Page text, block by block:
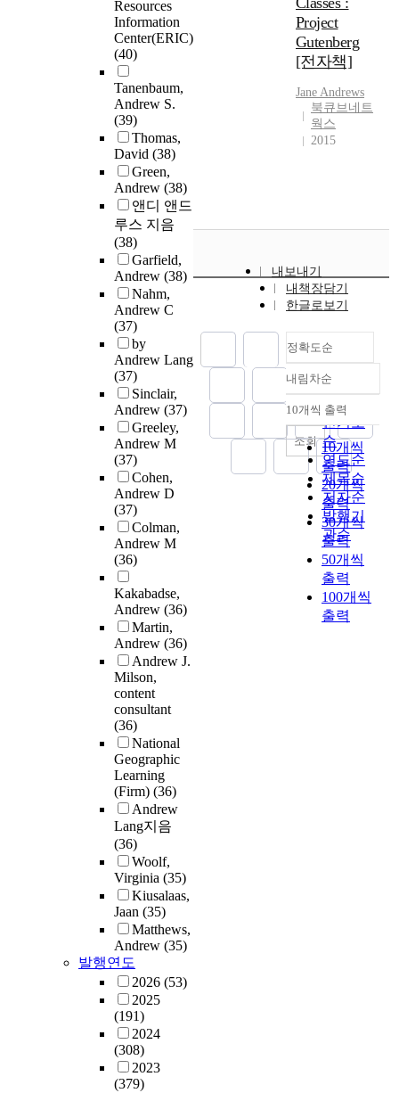
Resources
Information
Center(ERIC)
(40)
Tanenbaum,
Andrew S.
(39)
Thomas,
David (38)
Green,
Andrew (38)
앤디 앤드
루스 지음
(38)
Garfield,
Andrew (38)
Nahm,
Andrew C
(37)
by
Andrew Lang
(37)
Sinclair,
Andrew (37)
Greeley,
Andrew M
(37)
Cohen,
Andrew D
(37)
Colman,
Andrew M
(36)
Kakabadse,
Andrew (36)
Martin,
Andrew (36)
Andrew J.
Milson,
content
consultant
(36)
National
Geographic
Learning
(Firm) (36)
Andrew
Lang지음
(36)
Woolf,
Virginia (35)
Kiusalaas,
Jaan (35)
Matthews,
Andrew (35)
발행연도
2026 (53)
2025
(191)
2024
(308)
2023
(379)
Project
Gutenberg
[전자책]
Jane Andrews
북큐브네트
웍스
2015
내보내기
내책장담기
한글로보기
정확도순
정확도
순
인기도
순
연도순
제목순
저자순
발행기
관순
내림차순
내림차순
10개씩 출력
10개씩
출력
20개씩
출력
30개씩
출력
50개씩
출력
100개씩
출력
조회